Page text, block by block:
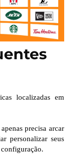
localizadas em
precisa arcar
personalizar seus